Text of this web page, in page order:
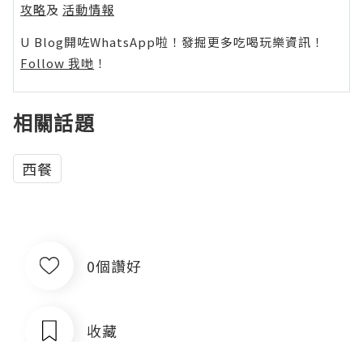
攻略及 活動情報
U Blog開咗WhatsApp啦！發掘更多吃喝玩樂資訊！
Follow 我哋 ！
相關話題
西餐
0個讚好
收藏